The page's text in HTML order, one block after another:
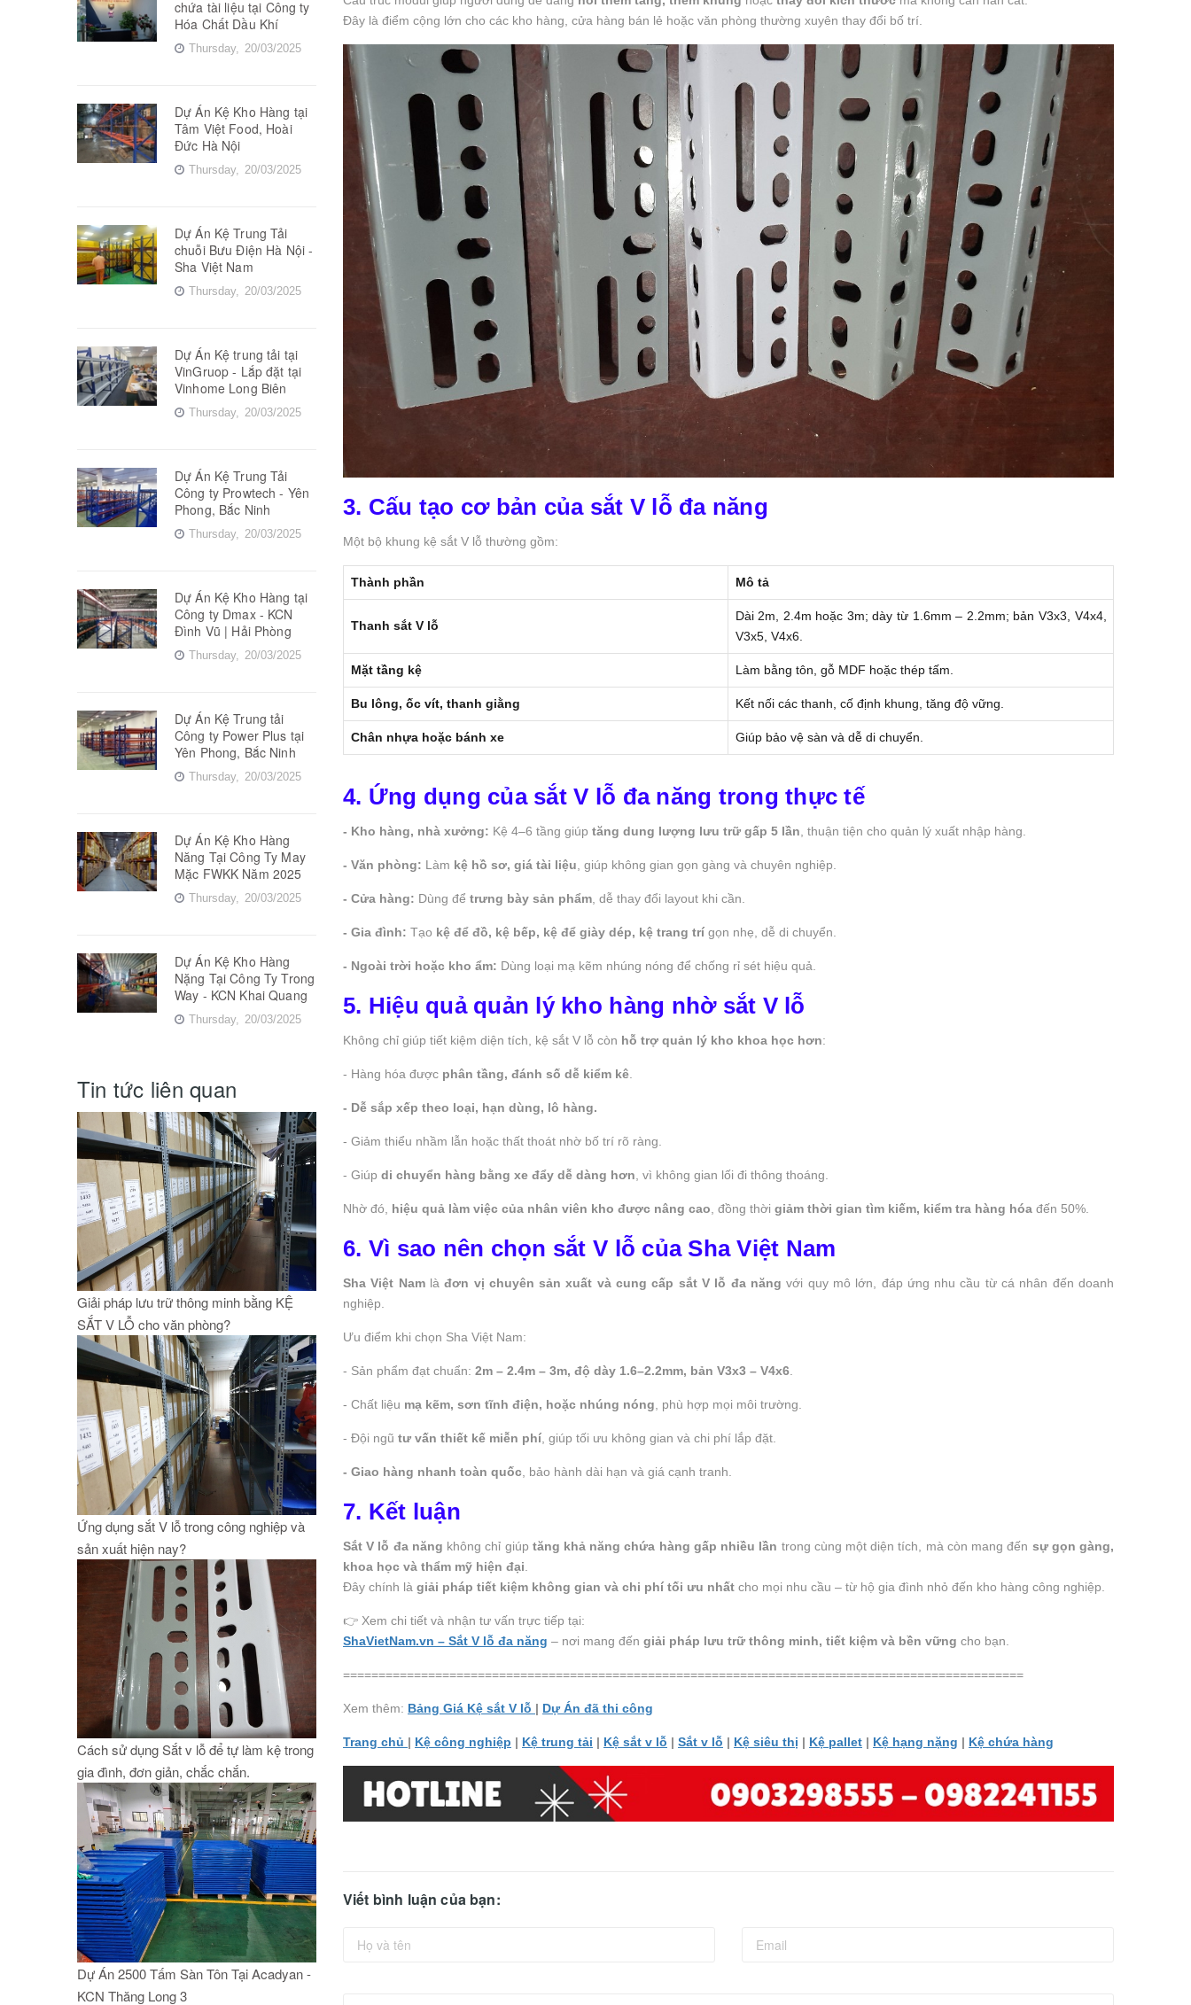
Đây là điểm cộng lớn cho các kho hàng, cửa hàng bán lẻ hoặc văn phòng thường xuyên thay đổi bố trí.
3. Cấu tạo cơ bản của sắt V lỗ đa năng
Một bộ khung kệ sắt V lỗ thường gồm:
Thành phần Mô tả
Thanh sắt V lỗ
Dài 2m, 2.4m hoặc 3m; dày từ 1.6mm – 2.2mm; bản V3x3, V4x4,
V3x5, V4x6.
Mặt tầng kệ Làm bằng tôn, gỗ MDF hoặc thép tấm.
Bu lông, ốc vít, thanh giằng Kết nối các thanh, cố định khung, tăng độ vững.
Chân nhựa hoặc bánh xe Giúp bảo vệ sàn và dễ di chuyển.
4. Ứng dụng của sắt V lỗ đa năng trong thực tế
- Kho hàng, nhà xưởng: Kệ 4–6 tầng giúp tăng dung lượng lưu trữ gấp 5 lần , thuận tiện cho quản lý xuất nhập hàng.
- Văn phòng: Làm kệ hồ sơ, giá tài liệu , giúp không gian gọn gàng và chuyên nghiệp.
- Cửa hàng: Dùng để trưng bày sản phẩm , dễ thay đổi layout khi cần.
- Gia đình: Tạo kệ để đồ, kệ bếp, kệ để giày dép, kệ trang trí gọn nhẹ, dễ di chuyển.
- Ngoài trời hoặc kho ẩm: Dùng loại mạ kẽm nhúng nóng để chống rỉ sét hiệu quả.
5. Hiệu quả quản lý kho hàng nhờ sắt V lỗ
Không chỉ giúp tiết kiệm diện tích, kệ sắt V lỗ còn hỗ trợ quản lý kho khoa học hơn:
- Hàng hóa được phân tầng, đánh số dễ kiểm kê
- Dễ sắp xếp theo loại, hạn dùng, lô hàng.
- Giảm thiểu nhầm lẫn hoặc thất thoát nhờ bố trí rõ ràng.
- Giúp di chuyển hàng bằng xe đẩy dễ dàng hơn , vì không gian lối đi thông thoáng.
Nhờ đó, hiệu quả làm việc của nhân viên kho được nâng cao , đồng thời giảm thời gian tìm kiếm, kiểm tra hàng hóa đến 50%.
6. Vì sao nên chọn sắt V lỗ của Sha Việt Nam
Sha Việt Namlàđơn vị chuyên sản xuất và cung cấp sắt V lỗ đa năng với quy mô lớn, đáp ứng nhu cầu từ cá nhân đến doanh
nghiệp.
Ưu điểm khi chọn Sha Việt Nam:
- Sản phẩm đạt chuẩn: 2m – 2.4m – 3m, độ dày 1.6–2.2mm, bản V3x3 – V4x6
- Chất liệu mạ kẽm, sơn tĩnh điện, hoặc nhúng nóng , phù hợp mọi môi trường.
- Đội ngũ tư vấn thiết kế miễn phí , giúp tối ưu không gian và chi phí lắp đặt.
- Giao hàng nhanh toàn quốc , bảo hành dài hạn và giá cạnh tranh.
7. Kết luận
Sắt V lỗ đa năng không chỉ giúp tăng khả năng chứa hàng gấp nhiều lần trong cùng một diện tích, mà còn mang đến sự gọn gàng,
khoa học và thẩm mỹ hiện đại
Đây chính là giải pháp tiết kiệm không gian và chi phí tối ưu nhất cho mọi nhu cầu – từ hộ gia đình nhỏ đến kho hàng công nghiệp.
👉 Xem chi tiết và nhận tư vấn trực tiếp tại:
ShaVietNam.vn – Sắt V lỗ đa năng – nơi mang đến giải pháp lưu trữ thông minh, tiết kiệm và bền vững cho bạn.
================================================================================================
Xem thêm: Bảng Giá Kệ sắt V lỗ | Dự Án đã thi công
Trang chủ | Kệ công nghiệp | Kệ trung tải | Kệ sắt v lỗ | Sắt v lỗ | Kệ siêu thị | Kệ pallet | Kệ hạng nặng | Kệ chứa hàng
Viết bình luận của bạn:
chứa tài liệu tại Công ty
Hóa Chất Dầu Khí
Thursday, 20/03/2025
Dự Án Kệ Kho Hàng tại
Tâm Việt Food, Hoài
Đức Hà Nội
Thursday, 20/03/2025
Dự Án Kệ Trung Tải
chuỗi Bưu Điện Hà Nội -
Sha Việt Nam
Thursday, 20/03/2025
Dự Án Kệ trung tải tại
VinGruop - Lắp đặt tại
Vinhome Long Biên
Thursday, 20/03/2025
Dự Án Kệ Trung Tải
Công ty Prowtech - Yên
Phong, Bắc Ninh
Thursday, 20/03/2025
Dự Án Kệ Kho Hàng tại
Công ty Dmax - KCN
Đình Vũ | Hải Phòng
Thursday, 20/03/2025
Dự Án Kệ Trung tải
Công ty Power Plus tại
Yên Phong, Bắc Ninh
Thursday, 20/03/2025
Dự Án Kệ Kho Hàng
Năng Tại Công Ty May
Mặc FWKK Năm 2025
Thursday, 20/03/2025
Dự Án Kệ Kho Hàng
Nặng Tại Công Ty Trong
Way - KCN Khai Quang
Thursday, 20/03/2025
Tin tức liên quan
Giải pháp lưu trữ thông minh bằng KỆ
SẮT V LỖ cho văn phòng?
Ứng dụng sắt V lỗ trong công nghiệp và
sản xuất hiện nay?
Cách sử dụng Sắt v lỗ để tự làm kệ trong
gia đình, đơn giản, chắc chắn.
Dự Án 2500 Tấm Sàn Tôn Tại Acadyan -
KCN Thăng Long 3